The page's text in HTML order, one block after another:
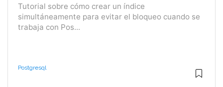
Tutorial sobre cómo crear un índice
simultáneamente para evitar el bloqueo cuando se
trabaja con Pos...
Postgresql